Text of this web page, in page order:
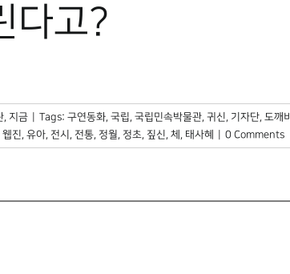
다고?
, 지금 Tags: 구연동화, 국립, 국립민속박물관, 귀신, 기자단, 도깨비
웹진, 유아, 전시 , 전통, 정월, 정초, 짚신, 체 , 태사혜 0 Comments